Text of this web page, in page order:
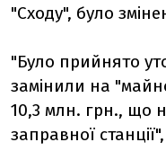
"Сходу", було
"Було прийнято
замінили на
10,3 млн. грн., що
заправної